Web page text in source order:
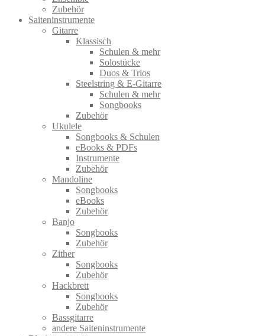
Zubehör
Saiteninstrumente
Gitarre
Klassisch
Schulen & mehr
Solostücke
Duos & Trios
Steelstring & E-Gitarre
Schulen & mehr
Songbooks
Zubehör
Ukulele
Songbooks & Schulen
eBooks & PDFs
Instrumente
Zubehör
Mandoline
Songbooks
eBooks
Zubehör
Banjo
Songbooks
Zubehör
Zither
Songbooks
Zubehör
Hackbrett
Songbooks
Zubehör
Bassgitarre
andere Saiteninstrumente